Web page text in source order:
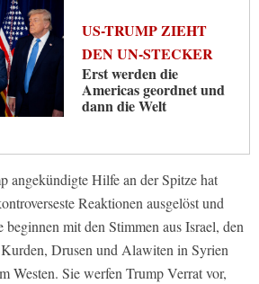
US-TRUMP ZIEHT
DEN UN-STECKER
Erst werden die
Americas geordnet und
dann die Welt
angekündigte Hilfe an der Spitze hat
Reaktionen ausgelöst und
beginnen mit den Stimmen aus Israel, den
Drusen und Alawiten in Syrien
Westen. Sie werfen Trump Verrat vor,